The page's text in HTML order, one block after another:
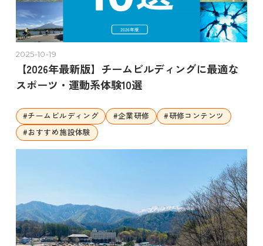
2025-10-19
【2026年最新版】チームビルディングに最適な
スポーツ・運動系体験10選
#チームビルディング #企業研修 #研修コンテンツ
#おすすめ施設体験